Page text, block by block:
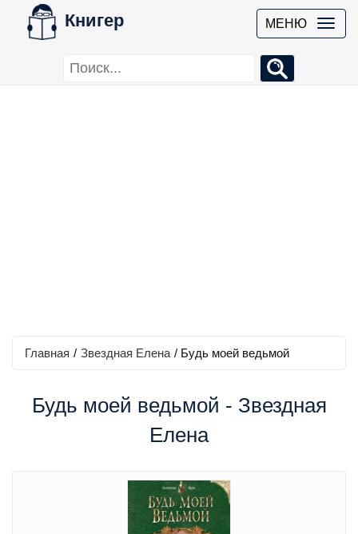
Книгер МЕНЮ
Главная / Звездная Елена / Будь моей ведьмой
Будь моей ведьмой - Звездная
Елена